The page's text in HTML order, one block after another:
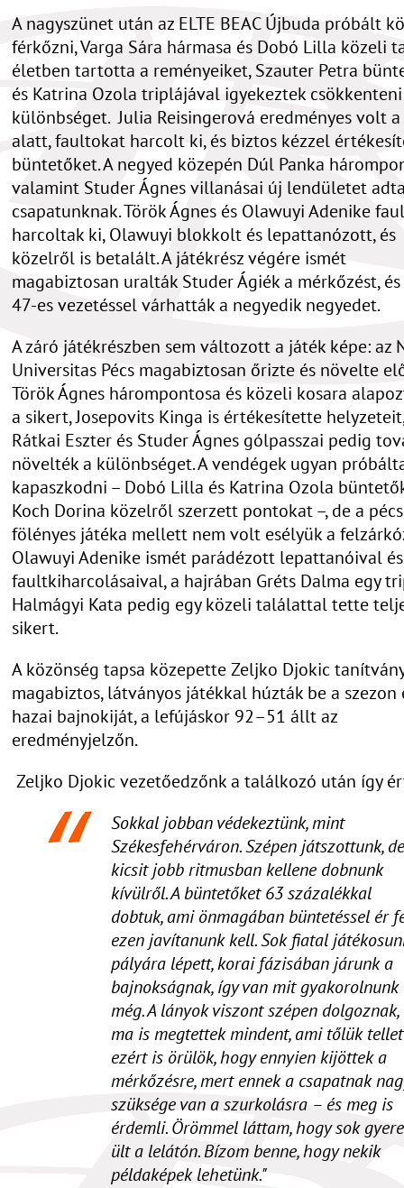
A nagyszünet után az ELTE BEAC Újbuda próbált
férkőzni, Varga Sára hármasa és Dobó Lilla közeli
életben tartotta a reményeiket, Szauter Petra
és Katrina Ozola triplájával igyekeztek
különbséget. Julia Reisingerová eredményes volt
alatt, faultokat harcolt ki, és biztos kézzel
büntetőket. A negyed közepén Dúl Panka
valamint Studer Ágnes villanásai új lendületet
csapatunknak. Török Ágnes és Olawuyi Adenike
harcoltak ki, Olawuyi blokkolt és lepattanózott, és
közelről is betalált. A játékrész végére ismét
magabiztosan uralták Studer Ágiék a mérkőzést,
47-es vezetéssel várhatták a negyedik negyedet.
A záró játékrészben sem változott a játék képe: az
Universitas Pécs magabiztosan őrizte és növelte
Török Ágnes hárompontosa és közeli kosara
a sikert, Josepovits Kinga is értékesítette helyzeteit,
Rátkai Eszter és Studer Ágnes gólpasszai pedig
növelték a különbséget. A vendégek ugyan
kapaszkodni – Dobó Lilla és Katrina Ozola
Koch Dorina közelről szerzett pontokat –, de a
fölényes játéka mellett nem volt esélyük a
Olawuyi Adenike ismét parádézott lepattanóival és
faultkiharcolásaival, a hajrában Gréts Dalma egy
Halmágyi Kata pedig egy közeli találattal tette
sikert.
A közönség tapsa közepette Zeljko Djokic
magabiztos, látványos játékkal húzták be a szezon
hazai bajnokiját, a lefújáskor 92–51 állt az
eredményjelzőn.
Zeljko Djokic vezetőedzőnk a találkozó után így
Sokkal jobban védekeztünk, mint
Székesfehérváron. Szépen játszottunk, de
kicsit jobb ritmusban kellene dobnunk
kívülről. A büntetőket 63 százalékkal
dobtuk, ami önmagában büntetéssel ér
ezen javítanunk kell. Sok fiatal
pályára lépett, korai fázisában járunk a
bajnokságnak, így van mit gyakorolnunk
még. A lányok viszont szépen dolgoznak,
ma is megtettek mindent, ami tőlük
ezért is örülök, hogy ennyien kijöttek a
mérkőzésre, mert ennek a csapatnak
szüksége van a szurkolásra – és meg is
érdemli. Örömmel láttam, hogy sok
ült a lelátón. Bízom benne, hogy nekik
példaképek lehetünk."